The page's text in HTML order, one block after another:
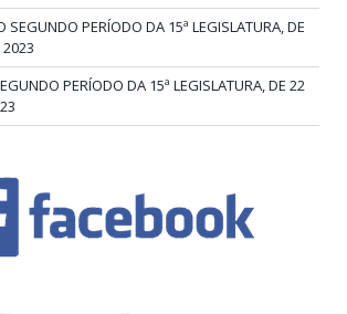
SEGUNDO PERÍODO DA 15ª LEGISLATURA, DE
2023
PERÍODO DA 15ª LEGISLATURA, DE 22